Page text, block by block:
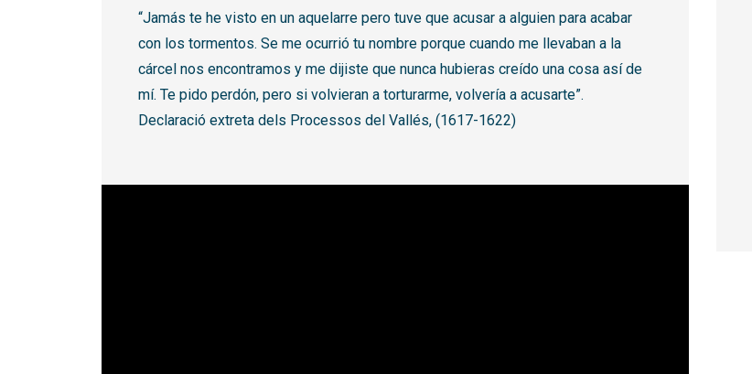
“Jamás te he visto en un aquelarre pero tuve que acusar a alguien para acabar
con los tormentos. Se me ocurrió tu nombre porque cuando me llevaban a la
cárcel nos encontramos y me dijiste que nunca hubieras creído una cosa así de
mí. Te pido perdón, pero si volvieran a torturarme, volvería a acusarte”.
Declaració extreta dels Processos del Vallés, (1617-1622)